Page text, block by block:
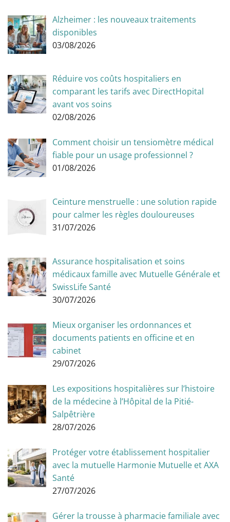
Alzheimer : les nouveaux traitements
disponibles
03/08/2026
Réduire vos coûts hospitaliers en
comparant les tarifs avec DirectHopital
avant vos soins
02/08/2026
Comment choisir un tensiomètre médical
fiable pour un usage professionnel ?
01/08/2026
Ceinture menstruelle : une solution rapide
pour calmer les règles douloureuses
31/07/2026
Assurance hospitalisation et soins
médicaux famille avec Mutuelle Générale et
SwissLife Santé
30/07/2026
Mieux organiser les ordonnances et
documents patients en officine et en
cabinet
29/07/2026
Les expositions hospitalières sur l’histoire
de la médecine à l’Hôpital de la Pitié-
Salpêtrière
28/07/2026
Protéger votre établissement hospitalier
avec la mutuelle Harmonie Mutuelle et AXA
Santé
27/07/2026
Gérer la trousse à pharmacie familiale avec